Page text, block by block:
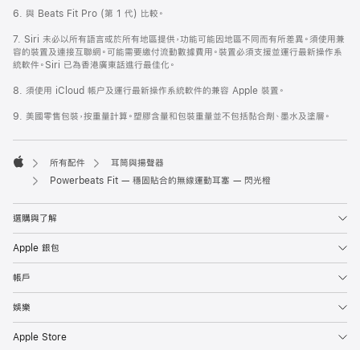
6. 與 Beats Fit Pro (第 1 代) 比較。
7. Siri 未必以所有語言或於所有地區提供，功能可能因地區不同而有所差異。須使用兼
容的裝置及連接互聯網。可能需要繳付流動數據費用。裝置必須支援並運行最新操作系
統軟件。Siri 已為香港廣東話進行最佳化。
8. 須使用 iCloud 帳户及運行最新操作系統軟件的兼容 Apple 裝置。
9. 美國零售包裝，按重量計算。塑膠含量和包裝重量並不包括黏合劑、墨水及塗層。
Apple
所有配件
耳筒與揚聲器
Powerbeats Fit — 穩固貼合的無線運動耳塞 — 閃光橙
選購與了解
Apple 銀包
帳戶
娛樂
Apple Store